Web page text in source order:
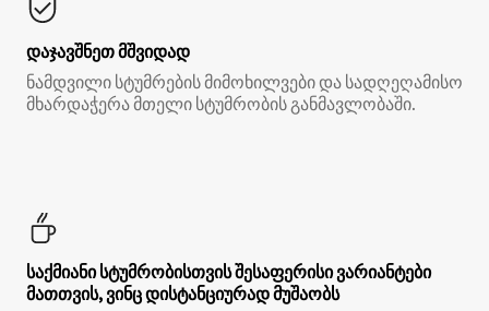
დაჯავშნეთ მშვიდად
ნამდვილი სტუმრების მიმოხილვები და სადღეღამისო
მხარდაჭერა მთელი სტუმრობის განმავლობაში.
საქმიანი სტუმრობისთვის შესაფერისი ვარიანტები
მათთვის, ვინც დისტანციურად მუშაობს